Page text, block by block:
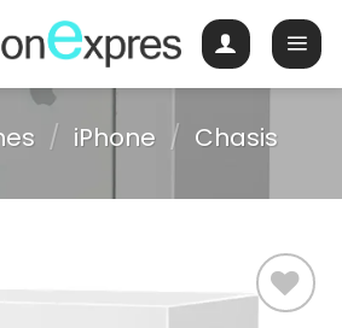
/ iPhone / Chasis